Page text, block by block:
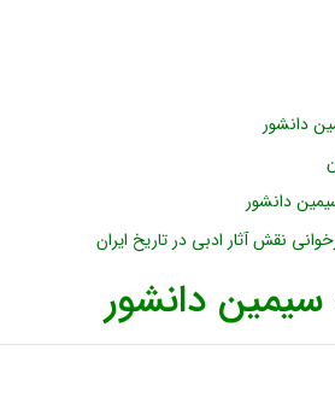
دانشور
دانشور
نقش آثار ادبی در تاریخ ایران
سیمین دانشور